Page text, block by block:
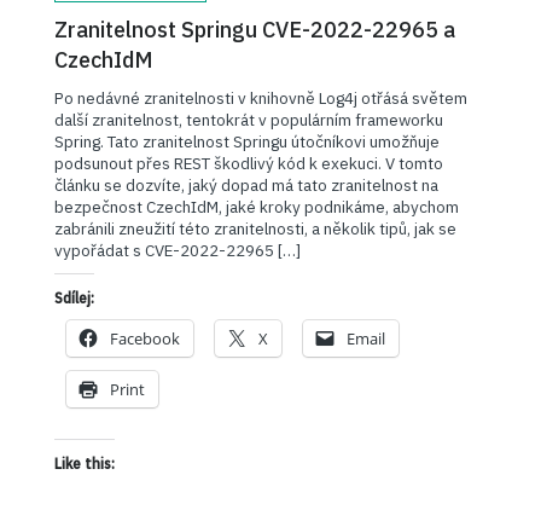
Zranitelnost Springu CVE-2022-22965 a
CzechIdM
Po nedávné zranitelnosti v knihovně Log4j otřásá světem
další zranitelnost, tentokrát v populárním frameworku
Spring. Tato zranitelnost Springu útočníkovi umožňuje
podsunout přes REST škodlivý kód k exekuci. V tomto
článku se dozvíte, jaký dopad má tato zranitelnost na
bezpečnost CzechIdM, jaké kroky podnikáme, abychom
zabránili zneužití této zranitelnosti, a několik tipů, jak se
vypořádat s CVE-2022-22965 […]
Sdílej:
Facebook X Email
Print
Like this: